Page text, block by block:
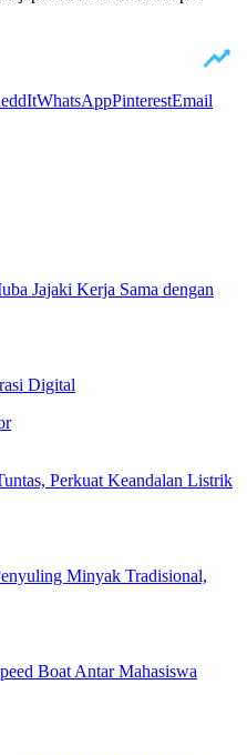
WhatsAppPinterestEmail
Jajaki Kerja Sama dengan
Digital
Perkuat Keandalan Listrik
Minyak Tradisional,
Boat Antar Mahasiswa